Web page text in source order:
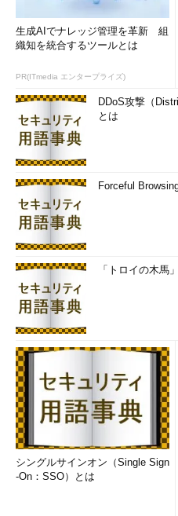
生成AIでナレッジ管理を革新 組
織知を統合するツールとは
PR(ITmedia エンタープライズ)
DDoS攻撃（
とは
Forceful
「トロイの木馬
シングルサインオン（Single Sign
-On：SSO）とは